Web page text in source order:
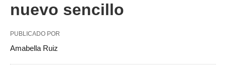
nuevo sencillo
PUBLICADO POR
Amabella Ruiz